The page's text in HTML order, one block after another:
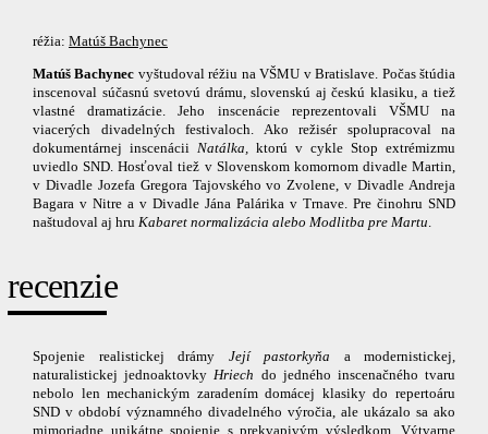
réžia: Matúš Bachynec
Matúš Bachynec vyštudoval réžiu na VŠMU v Bratislave. Počas štúdia
inscenoval súčasnú svetovú drámu, slovenskú aj českú klasiku, a tiež
vlastné dramatizácie. Jeho inscenácie reprezentovali VŠMU na
viacerých divadelných festivaloch. Ako režisér spolupracoval na
dokumentárnej inscenácii Natálka, ktorú v cykle Stop extrémizmu
uviedlo SND. Hosťoval tiež v Slovenskom komornom divadle Martin,
v Divadle Jozefa Gregora Tajovského vo Zvolene, v Divadle Andreja
Bagara v Nitre a v Divadle Jána Palárika v Trnave. Pre činohru SND
naštudoval aj hru Kabaret normalizácia alebo Modlitba pre Martu
recenzie
Spojenie realistickej drámy Její pastorkyňa a modernistickej,
naturalistickej jednoaktovky Hriech do jedného inscenačného tvaru
nebolo len mechanickým zaradením domácej klasiky do repertoáru
SND v období významného divadelného výročia, ale ukázalo sa ako
mimoriadne unikátne spojenie s prekvapivým výsledkom. Výtvarne